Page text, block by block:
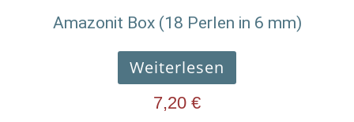
Amazonit Box (18 Perlen in 6 mm)
Weiterlesen
7,20 €